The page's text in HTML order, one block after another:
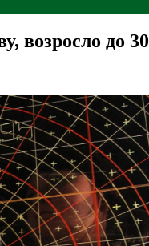
возросло до 30